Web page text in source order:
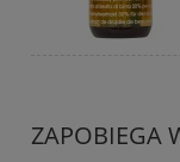
ZAPOBIEGA